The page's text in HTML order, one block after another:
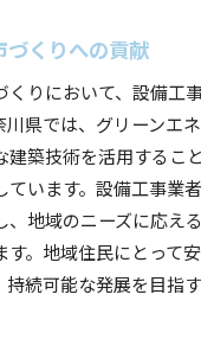
づくりへの貢献
くりにおいて、設備工
川県では、グリーンエ
建築技術を活用するこ
ています。設備工事業
、地域のニーズに応え
す。地域住民にとって
持続可能な発展を目指